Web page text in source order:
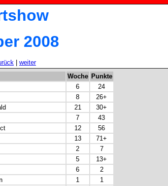
2008
weiter
Woche Punkte
6
24
8
26+
21
30+
7
43
12
56
13
71+
2
7
5
13+
6
2
1
1